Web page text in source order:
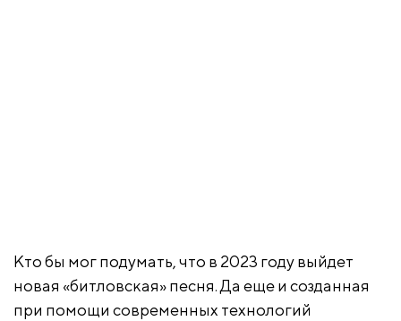
Кто бы мог подумать, что в 2023 году выйдет
новая «битловская» песня. Да еще и созданная
при помощи современных технологий